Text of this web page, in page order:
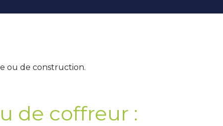
ou de construction.
de coffreur :